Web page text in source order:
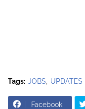
Tags: JOBS UPDATES
Facebook